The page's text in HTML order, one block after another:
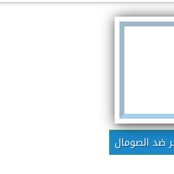
ضد الصومال